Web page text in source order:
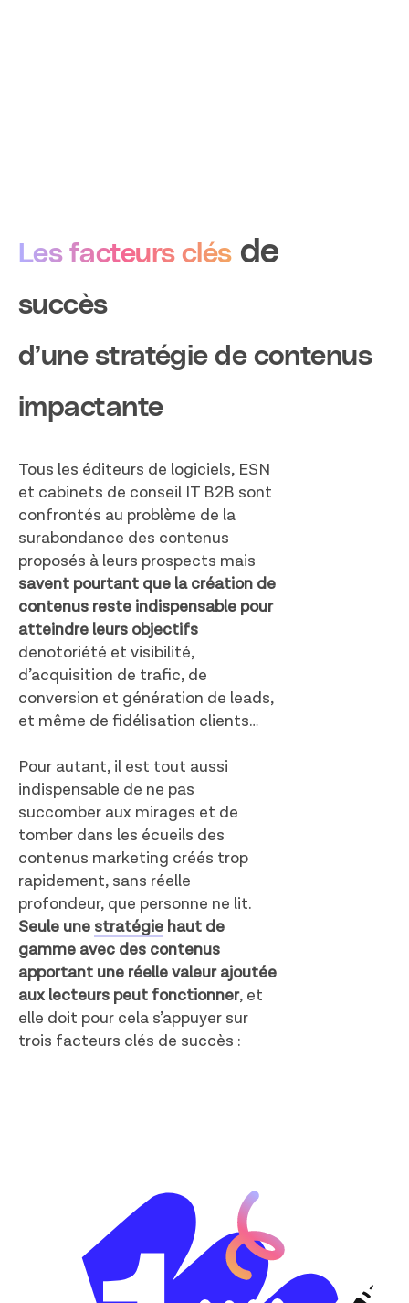
Les facteurs clésde
succès
d’une stratégie de contenus
impactante
Tous les éditeurs de logiciels, ESN
et cabinets de conseil IT B2B sont
confrontés au problème de la
surabondance des contenus
proposés à leurs prospects mais
savent pourtant que la création de
contenus reste indispensable pour
atteindre leurs objectifs
denotoriété et visibilité,
d’acquisition de trafic, de
conversion et génération de leads,
et même de fidélisation clients…
Pour autant, il est tout aussi
indispensable de ne pas
succomber aux mirages et de
tomber dans les écueils des
contenus marketing créés trop
rapidement, sans réelle
profondeur, que personne ne lit.
Seule une stratégie haut de
gamme avec des contenus
apportant une réelle valeur ajoutée
aux lecteurs peut fonctionner, et
elle doit pour cela s’appuyer sur
trois facteurs clés de succès :